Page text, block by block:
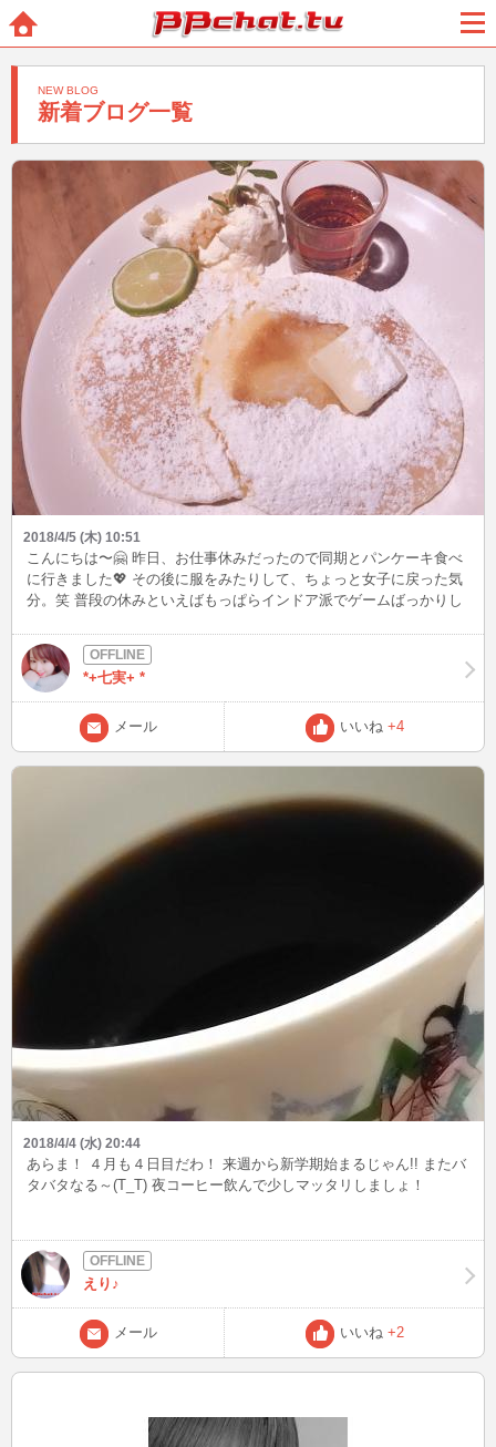
BBchatTV
新着ブログ一覧
NEW BLOG
2018/4/5 (木) 10:51
こんにちは〜🤗 昨日、お仕事休みだったので同期とパンケーキ食べ
に行きました💖 その後に服をみたりして、ちょっと女子に戻った気
分。笑 普段の休みといえばもっぱらインドア派でゲームばっかりし
エットします〜😘 食べ物の話し以外で、チャットしてくださいね😏
😏お腹空いちゃうので！笑 今日もお昼からインするので！是非お話
ししてください🙌✨
*+七実+ *
メール いいね +4
2018/4/4 (水) 20:44
あらま！ ４月も４日目だわ！ 来週から新学期始まるじゃん!! またバ
タバタなる～(T_T) 夜コーヒー飲んで少しマッタリしましょ！
えり♪
メール いいね +2